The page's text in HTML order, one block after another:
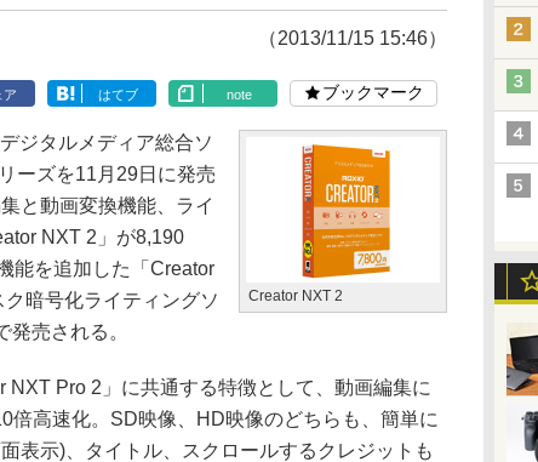
（2013/11/15 15:46）
ア はてブ note ブックマーク
Creator NXT 2
ジタルメディア総合ソ
ーズを11月29日に発売
と動画変換機能、ライ
NXT 2」が8,190
能を追加した「Creator
暗号化ライティングソ
売される。
Pro 2」に共通する特徴として、動画編集に
倍高速化。SD映像、HD映像のどちらも、簡単に
表示)、タイトル、スクロールするクレジットも